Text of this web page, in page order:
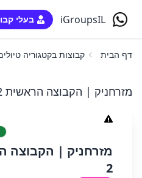
iGroupsIL בעלי
דף הבית קבוצות בקטגוריה
מזרחניק | הקבוצה הראשית 2 - דף קבוצה
מזרחניק | הקבוצה
2